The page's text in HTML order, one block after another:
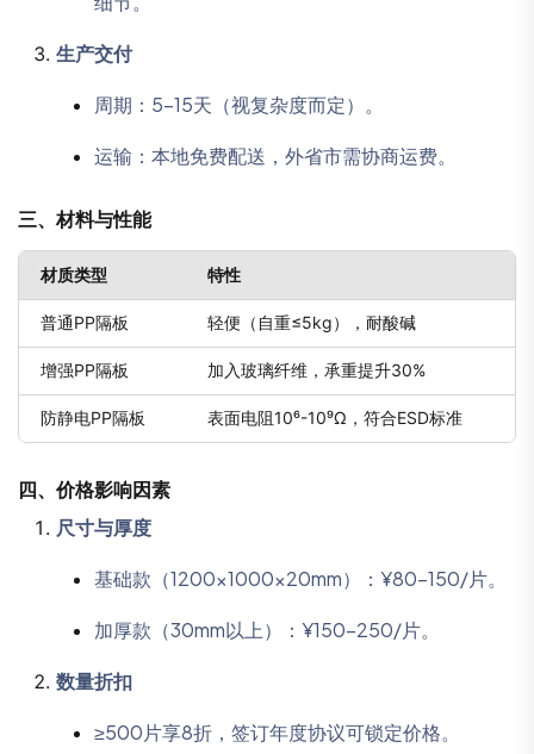
生产交付
周期：5-15天（视复杂度而定）。
运输：本地免费配送，外省市需协商运费。
三、材料与性能
材质类型 特性
普通PP隔板 轻便（自重≤5kg），耐酸碱
增强PP隔板 加入玻璃纤维，承重提升30%
防静电PP隔板 表面电阻10⁶-10⁹Ω，符合ESD标准
四、 价格影响因素
尺寸与厚度
基础款（1200×1000×20mm）：¥80-150/片。
加厚款（30mm以上）：¥150-250/片。
数量折扣
≥500片享8折，签订年度协议可锁定价格。